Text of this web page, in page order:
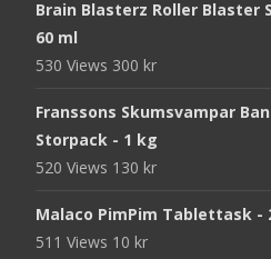
Brain Blasterz Roller Blaster
60 ml
530 Views 300 kr
Franssons Skumsvampar
Storpack - 1 kg
520 Views 130 kr
Malaco PimPim Tablettask -
511 Views 10 kr